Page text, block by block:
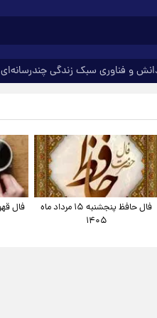
و فناوری سبک زندگیچندرسانه‌ای
فال حافظ پنجشنبه ۱۵ مرداد ماه
۱۴۰۵